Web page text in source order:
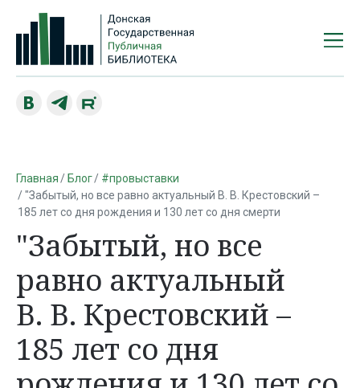
Главная Блог
#провыставки
"Забытый, но все равно актуальный В. В. Крестовский –
185 лет со дня рождения и 130 лет со дня смерти
"Забытый, но все
равно актуальный
В. В. Крестовский –
185 лет со дня